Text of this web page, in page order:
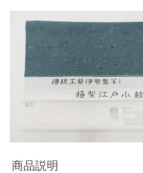
商品説明